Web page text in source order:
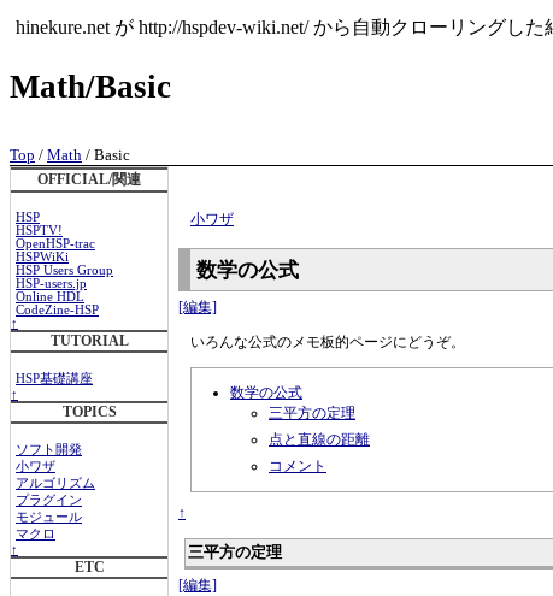
hinekure.net が http://hspdev-wiki.net/ から自動クローリング
Math/Basic
Top / Math / Basic
OFFICIAL/関連
HSP
HSPTV!
OpenHSP-trac
HSPWiKi
HSP Users Group
HSP-users.jp
Online HDL
CodeZine-HSP
↑
TUTORIAL
HSP基礎講座
↑
TOPICS
ソフト開発
小ワザ
アルゴリズム
プラグイン
モジュール
マクロ
↑
ETC
小ワザ
数学の公式
[編集]
いろんな公式のメモ板的ページにどうぞ。
数学の公式
三平方の定理
点と直線の距離
コメント
↑
三平方の定理
[編集]